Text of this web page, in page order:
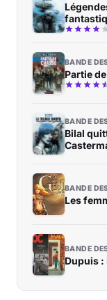
BANDE
Partie
BANDE
Bilal
BANDE
Les
BANDE
Dupuis :